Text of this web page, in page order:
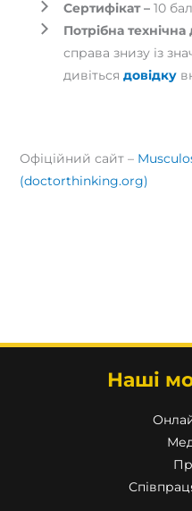
Сертифікат –10
Потрібна
справа знизу із
дивітьсядовідку
Офіційний сайт –
(doctorthinking.org)
Наші